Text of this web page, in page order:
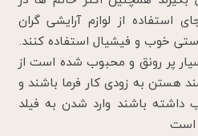
استفاده از لوازم آرایشی گران
خوب و فیشیال استفاده کنند.
پر رونق و محبوب شده است از
هستن به زودی کار فرما باشند و
باشند وارد شدن به فیلد
است